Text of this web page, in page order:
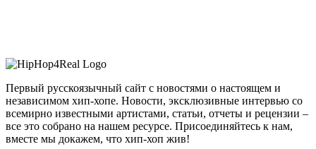
Первый русскоязычный сайт с новостями о настоящем и
независимом хип-хопе. Новости, эксклюзивные интервью со
всемирно известными артистами, статьи, отчеты и рецензии –
все это собрано на нашем ресурсе. Присоединяйтесь к нам,
вместе мы докажем, что хип-хоп жив!